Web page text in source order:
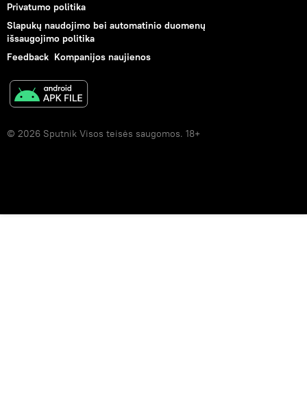
Privatumo politika
Slapukų naudojimo bei automatinio duomenų
išsaugojimo politika
Feedback Kompanijos naujienos
© 2026 Sputnik Visos teisės saugomos. 18+